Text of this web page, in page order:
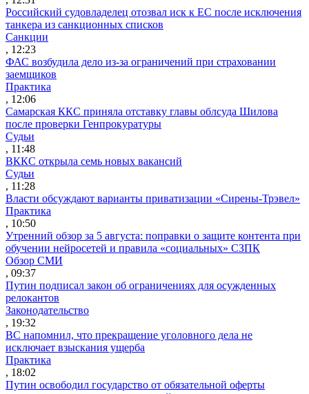
Российский судовладелец отозвал иск к ЕС после исключения
танкера из санкционных списков
Санкции
, 12:23
ФАС возбудила дело из-за ограничений при страховании
заемщиков
Практика
, 12:06
Самарская ККС приняла отставку главы облсуда Шилова
после проверки Генпрокуратуры
Судьи
, 11:48
ВККС открыла семь новых вакансий
Судьи
, 11:28
Власти обсуждают варианты приватизации «Сирены-Трэвел»
Практика
, 10:50
Утренний обзор за 5 августа: поправки о защите контента при
обучении нейросетей и правила «социальных» СЗПК
Обзор СМИ
, 09:37
Путин подписал закон об ограничениях для осужденных
релокантов
Законодательство
, 19:32
ВС напомнил, что прекращение уголовного дела не
исключает взыскания ущерба
Практика
, 18:02
Путин освободил государство от обязательной оферты